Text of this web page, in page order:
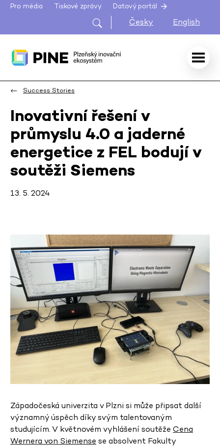
Pro média Tiskové zprávy Datový portál
Česky English
Success Stories
Inovativní řešení v
průmyslu 4.0 a jaderné
energetice z FEL bodují v
soutěži Siemens
13. 5. 2024
Západočeská univerzita v Plzni si může připsat další
významný úspěch díky svým talentovaným
studujícím. V květnovém vyhlášení soutěže Cena
Wernera von Siemense se absolvent Fakulty